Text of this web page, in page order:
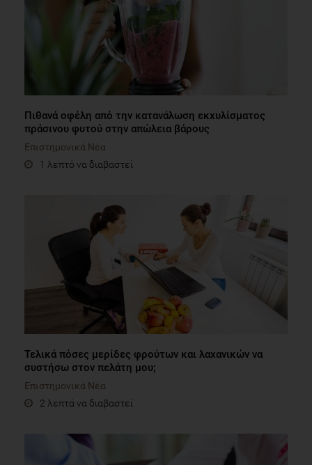
Πιθανά οφέλη από την κατανάλωση εκχυλίσματος
πράσινου φυτού στην απώλεια βάρους
Επιστημονικά Νέα
1 λεπτό να διαβαστεί
Τελικά πόσες μερίδες φρούτων και λαχανικών να
συστήσω στον πελάτη μου;
Επιστημονικά Νέα
2 λεπτά να διαβαστεί